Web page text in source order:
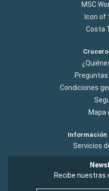
MSC
Icon of
Costa
Condiciones
Mapa
Información
Servicios
Recibe